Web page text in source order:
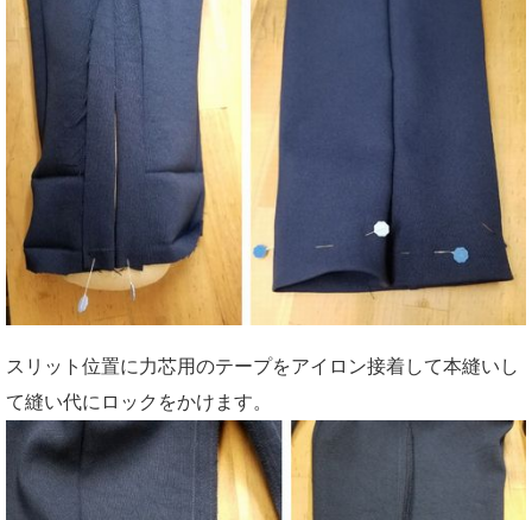
スリット位置に力芯用のテープをアイロン接着して本縫いし
て縫い代にロックをかけます。